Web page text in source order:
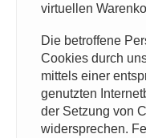
virtuellen
Die betroffene
Cookies durch
mittels einer
genutzten
der Setzung von
widersprechen.